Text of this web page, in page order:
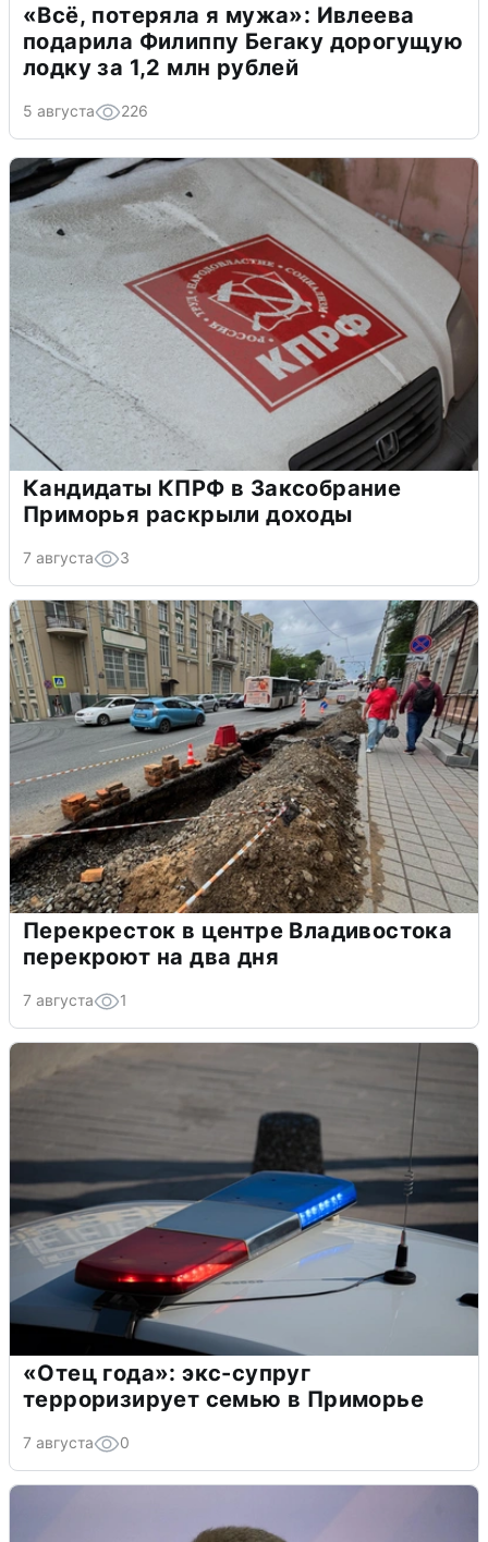
«Всё, потеряла я мужа»: Ивлеева
подарила Филиппу Бегаку дорогущую
лодку за 1,2 млн рублей
5 августа 226
Кандидаты КПРФ в Заксобрание
Приморья раскрыли доходы
7 августа 3
Перекресток в центре Владивостока
перекроют на два дня
7 августа 1
«Отец года»: экс-супруг
терроризирует семью в Приморье
7 августа 0